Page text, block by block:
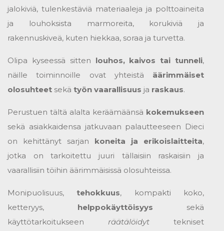
jalokiviä, tulenkestäviä materiaaleja ja polttoaineita
ja louhoksista marmoreita, korukiviä ja
rakennuskiveä, kuten hiekkaa, soraa ja turvetta.
Olipa kyseessä sitten louhos, kaivos tai tunneli,
näille toiminnoille ovat yhteistä äärimmäiset
olosuhteet sekä työn vaarallisuus ja raskaus.
Perustuen tältä alalta keräämäänsä kokemukseen
sekä asiakkaidensa jatkuvaan palautteeseen Dieci
on kehittänyt sarjan koneita ja erikoislaitteita,
jotka on tarkoitettu juuri tällaisiin raskaisiin ja
vaarallisiin töihin äärimmäisissä olosuhteissa.
Monipuolisuus,tehokkuus, kompakti koko,
ketteryys, helppokäyttöisyys sekä
käyttötarkoitukseen räätälöidyt tekniset